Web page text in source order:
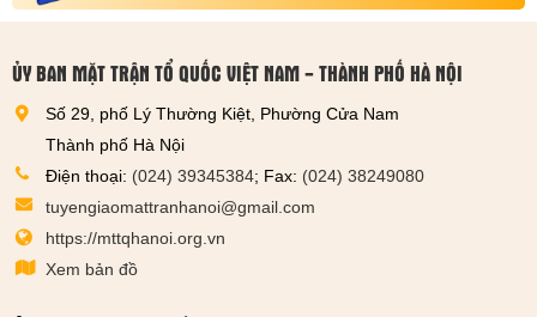
ỦY BAN MẶT TRẬN TỔ QUỐC VIỆT NAM - THÀNH PHỐ HÀ NỘI
Số 29, phố Lý Thường Kiệt, Phường Cửa Nam
Thành phố Hà Nội
Điện thoại: (024) 39345384; Fax: (024) 38249080
tuyengiaomattranhanoi@gmail.com
https://mttqhanoi.org.vn
Xem bản đồ